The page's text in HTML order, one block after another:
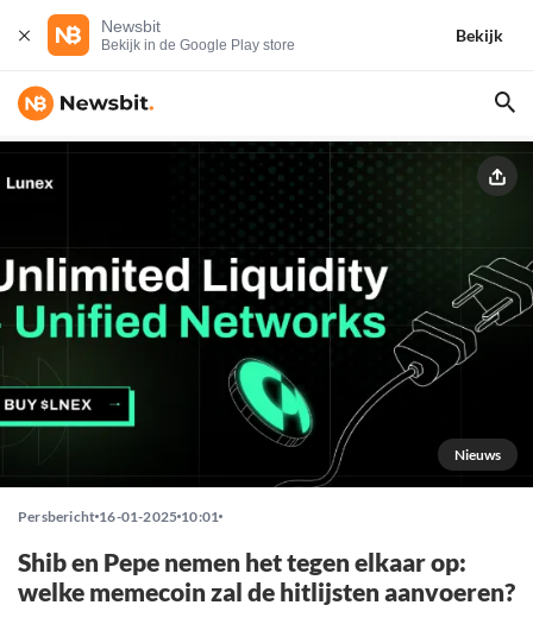
Newsbit
Bekijk in de Google Play store
Bekijk
Nieuws
Persbericht 16-01-2025 10:01
Shib en Pepe nemen het tegen elkaar op:
welke memecoin zal de hitlijsten aanvoeren?